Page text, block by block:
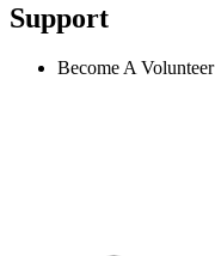
Support
Become A Volunteer